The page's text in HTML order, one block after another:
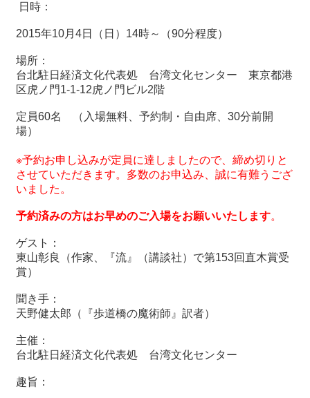
新
報
と
申
去
行
事
台
の
本
関
連
ン
ク
日時：
2015年10月4日（日）14時～（90分程度）
場所：
台北駐日経済文化代表処 台湾文化センター 東京都港
区虎ノ門1-1-12虎ノ門ビル2階
定員60名 （入場無料、予約制・自由席、 30分前開
場）
※予約お申し込みが定員に達しましたので、締め切りと
させていただきます。多数のお申込み、誠に有難うござ
いました。
予約済みの方はお早めのご入場をお願いいたします。
ゲスト：
東山彰良（作家、『流』（講談社）で第153回直木賞受
賞）
聞き手：
天野健太郎（『歩道橋の魔術師』訳者）
主催：
台北駐日経済文化代表処 台湾文化センター
趣旨：